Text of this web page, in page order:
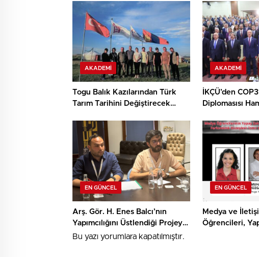
AKADEMI
Togu Balık Kazılarından Türk
Tarım Tarihini Değiştirecek
AKADEMI
İKÇÜ’den
Diplomasısı
EN GÜNCEL
Arş. Gör. H. Enes Balcı’nın
Yapımcılığını Üstlendiği Projeye
TRT Kısa Film Yapım Ödülü
EN GÜNCEL
Medya ve
Öğrencileri,
Bu yazı yorumlara kapatılmıştır.